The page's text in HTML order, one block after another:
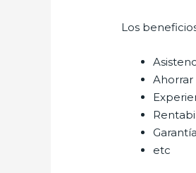
Los
Garantía
etc